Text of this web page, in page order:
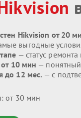
Hikvision от 20
выгодные
— статус
10 мин —
до 12 мес. — с
от 30 мин